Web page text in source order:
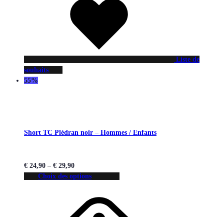
Liste de
souhaits
55%
Short TC Plédran noir – Hommes / Enfants
€ 24,90 – € 29,90
Choix des options